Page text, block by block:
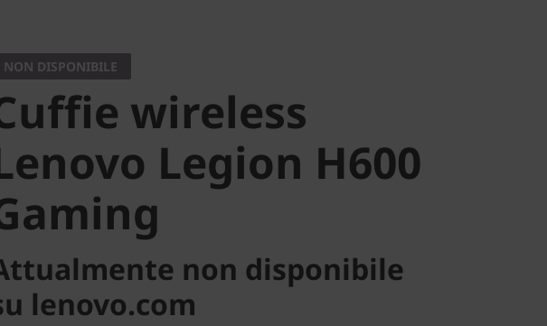
NON DISPONIBILE
wireless
Legion H600
non disponibile
lenovo.com